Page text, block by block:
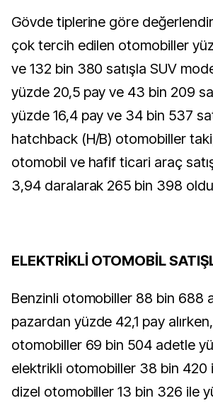
Gövde tiplerine göre
çok tercih edilen otomobiller
ve 132 bin 380 satışla SUV
yüzde 20,5 pay ve 43 bin 209
yüzde 16,4 pay ve 34 bin 537
hatchback (H/B) otomobiller
otomobil ve hafif ticari araç
3,94 daralarak 265 bin 398
ELEKTRİKLİ OTOMOBİL
Benzinli otomobiller 88 bin 688
pazardan yüzde 42,1 pay
otomobiller 69 bin 504 adetle
elektrikli otomobiller 38 bin 420
dizel otomobiller 13 bin 326 ile